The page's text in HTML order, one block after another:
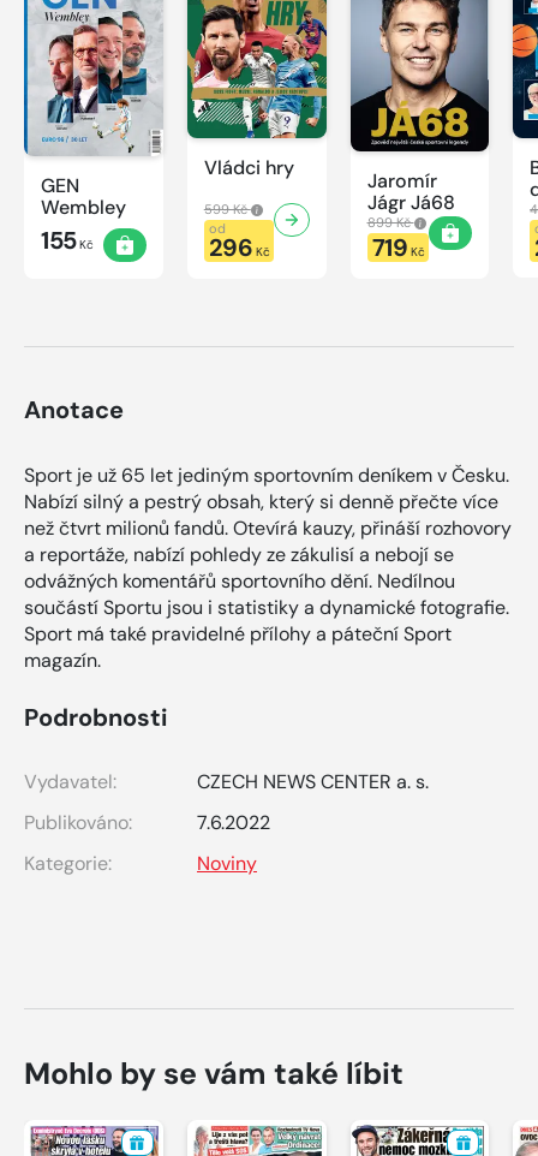
GEN
Wembley
155Kč
Vládci hry
599 Kč
od
296 Kč
Jaromír
Jágr Já68
899 Kč
719 Kč
Anotace
Sport je už 65 let jediným sportovním deníkem v Česku.
Nabízí silný a pestrý obsah, který si denně přečte více
než čtvrt milionů fandů. Otevírá kauzy, přináší rozhovory
a reportáže, nabízí pohledy ze zákulisí a nebojí se
odvážných komentářů sportovního dění. Nedílnou
součástí Sportu jsou i statistiky a dynamické fotografie.
Sport má také pravidelné přílohy a páteční Sport
magazín.
Podrobnosti
Vydavatel:
CZECH NEWS CENTER a. s.
Publikováno:
7.6.2022
Kategorie:
Noviny
Mohlo by se vám také líbit